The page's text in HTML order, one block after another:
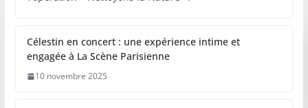
Célestin en concert : une expérience intime et
engagée à La Scène Parisienne
10 novembre 2025